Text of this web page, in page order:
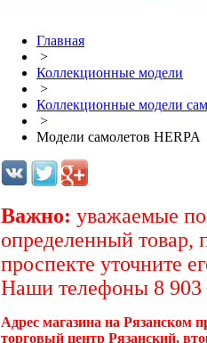
Главная
>
Коллекционные модели
>
Коллекционные модели
>
Модели самолетов HERPA
Важно: уважаемые
определенный товар,
проспекте уточните
Наши телефоны 8 903
Адрес магазина на Рязанском
торговый центр Рязанский,